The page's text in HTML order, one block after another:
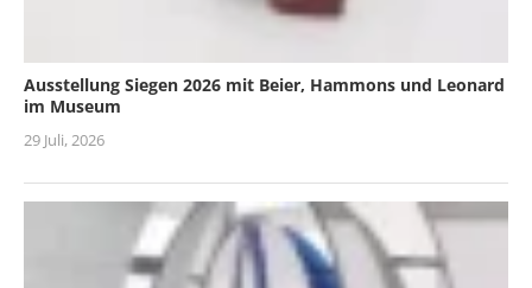
Ausstellung Siegen 2026 mit Beier, Hammons und Leonard
im Museum
29 Juli, 2026